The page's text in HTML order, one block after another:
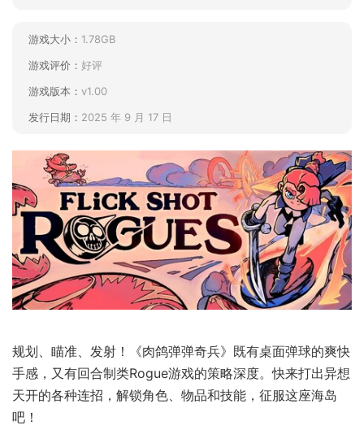
游戏大小： 1.78GB
游戏评价： 好评
游戏版本： v1.00
发行日期： 2025 年 9 月 17 日
规划、瞄准、发射！《肉鸽弹弹奇兵》既有桌面弹球的爽快
手感，又有回合制类Rogue游戏的策略深度。快来打出异想
天开的各种连招，解锁角色、物品和技能，征服这座海岛
吧！